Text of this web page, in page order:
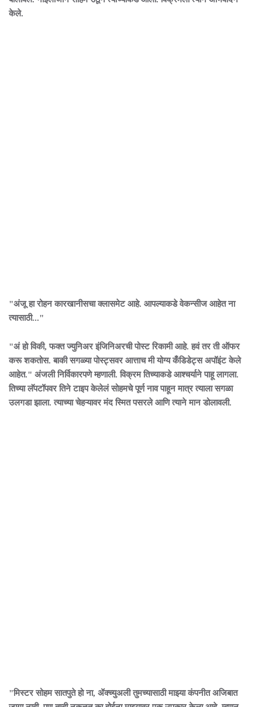
केले.
"अंजू हा रोहन कारखानीसचा क्लासमेट आहे. आपल्याकडे वेकन्सीज आहेत ना
त्यासाठी..."
"अं हो विकी, फक्त ज्युनिअर इंजिनिअरची पोस्ट रिकामी आहे. हवं तर ती ऑफर
करू शकतोस. बाकी सगळ्या पोस्ट्सवर आत्ताच मी योग्य कँडिडेट्स अपॉइंट केले
आहेत." अंजली निर्विकारपणे म्हणाली. विक्रम तिच्याकडे आश्चर्याने पाहू लागला.
तिच्या लॅपटॉपवर तिने टाइप केलेलं सोहमचे पूर्ण नाव पाहून मात्र त्याला सगळा
उलगडा झाला. त्याच्या चेहऱ्यावर मंद स्मित पसरले आणि त्याने मान डोलावली.
"मिस्टर सोहम सातपुते हो ना, ॲक्च्युअली तुमच्यासाठी माझ्या कंपनीत अजिबात